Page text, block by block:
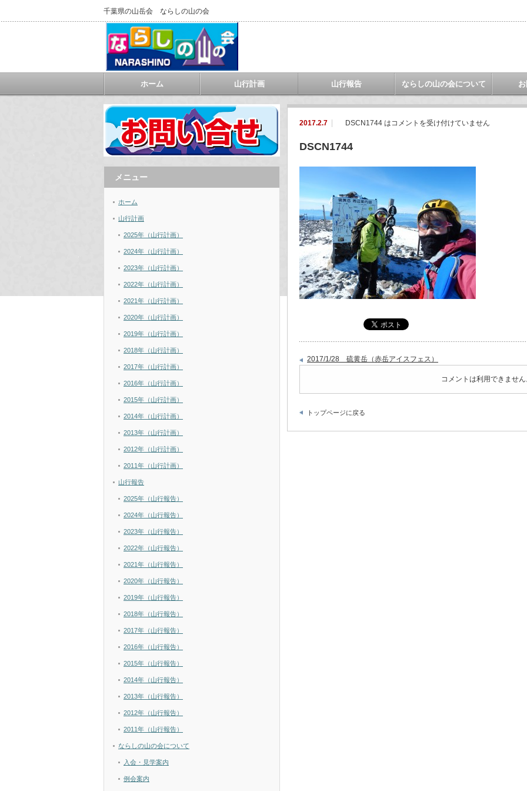
千葉県の山岳会 ならしの山の会
ホーム 山行計画 山行報告 ならしの山の会について
2017.2.7 DSCN1744 はコメントを受け付けていません
DSCN1744
2017/1/28 硫黄岳（赤岳アイスフェス）
コメントは利用できませ
トップページに戻る
メニュー
ホーム
山行計画
2025年（山行計画）
2024年（山行計画）
2023年（山行計画）
2022年（山行計画）
2021年（山行計画）
2020年（山行計画）
2019年（山行計画）
2018年（山行計画）
2017年（山行計画）
2016年（山行計画）
2015年（山行計画）
2014年（山行計画）
2013年（山行計画）
2012年（山行計画）
2011年（山行計画）
山行報告
2025年（山行報告）
2024年（山行報告）
2023年（山行報告）
2022年（山行報告）
2021年（山行報告）
2020年（山行報告）
2019年（山行報告）
2018年（山行報告）
2017年（山行報告）
2016年（山行報告）
2015年（山行報告）
2014年（山行報告）
2013年（山行報告）
2012年（山行報告）
2011年（山行報告）
ならしの山の会について
入会・見学案内
例会案内